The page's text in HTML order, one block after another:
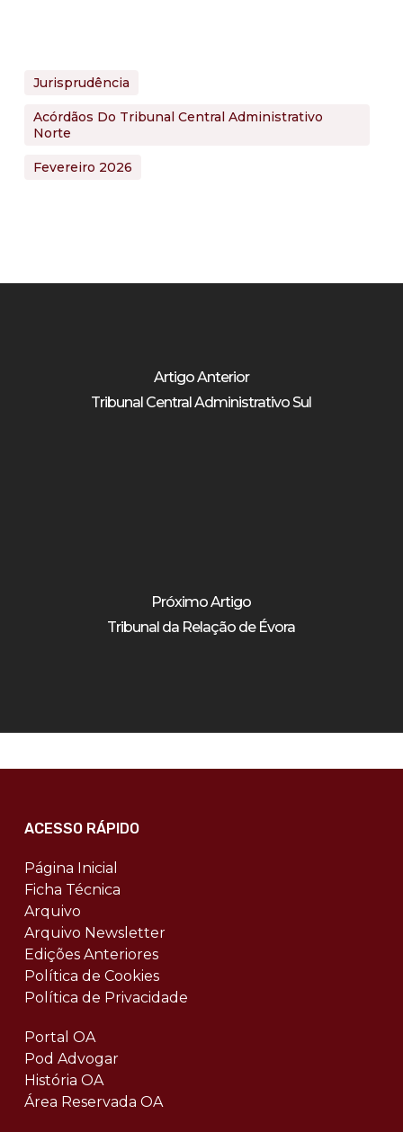
Jurisprudência
Acórdãos Do Tribunal Central Administrativo
Norte
Fevereiro 2026
Artigo Anterior
Tribunal Central Administrativo Sul
Próximo Artigo
Tribunal da Relação de Évora
ACESSO RÁPIDO
Página Inicial
Ficha Técnica
Arquivo
Arquivo Newsletter
Edições Anteriores
Política de Cookies
Política de Privacidade
Portal OA
Pod Advogar
História OA
Área Reservada OA